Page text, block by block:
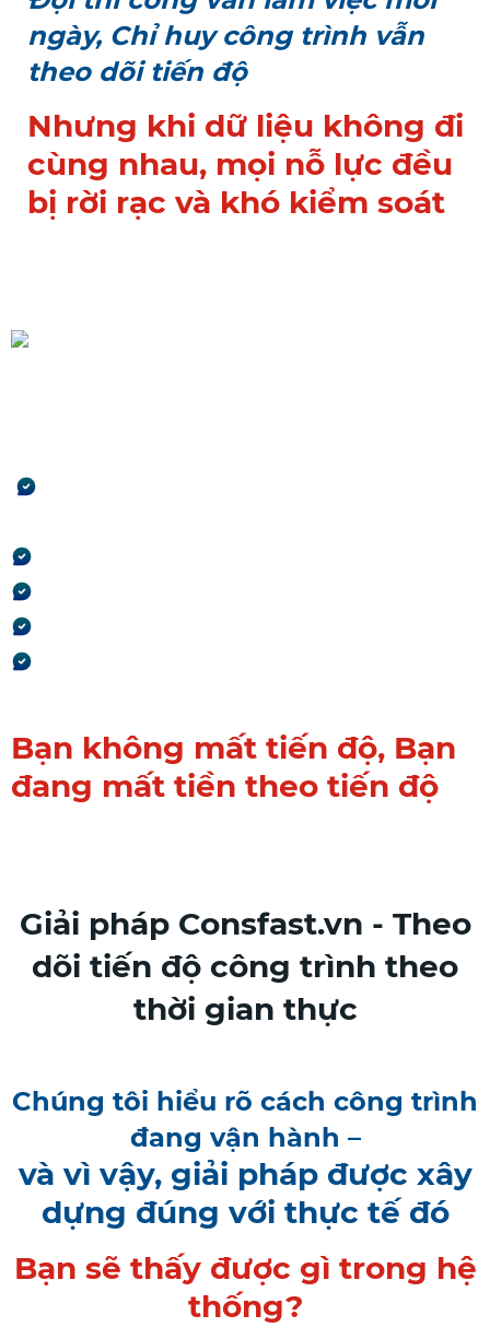
ngày, Chỉ huy công trình vẫn
theo dõi tiến độ
Nhưng khi dữ liệu không đi
cùng nhau, mọi nỗ lực đều
bị rời rạc và khó kiểm soát
Bạn không mất tiến độ, Bạn
đang mất tiền theo tiến độ
Giải pháp Consfast.vn - Theo
dõi tiến độ công trình theo
thời gian thực
Chúng tôi hiểu rõ cách công trình
đang vận hành –
và vì vậy, giải pháp được xây
dựng đúng với thực tế đó
Bạn sẽ thấy được gì trong hệ
thống?